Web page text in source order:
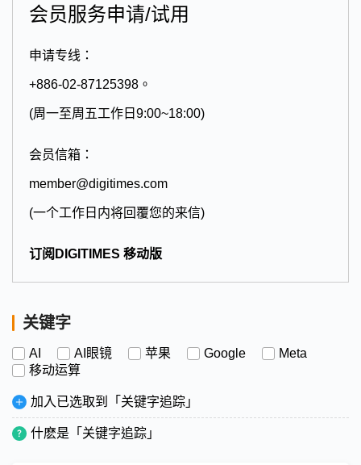
会员服务申请/试用
申请专线：
+886-02-87125398。
(周一至周五工作日9:00~18:00)
会员信箱：
member@digitimes.com
(一个工作日内将回覆您的来信)
订阅DIGITIMES 移动版
关键字
AI AI眼镜 苹果 Google
Meta
移动运算
加入已选取到「关键字追踪」
什麽是「关键字追踪」